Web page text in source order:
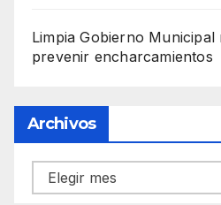
Limpia Gobierno
prevenir encharcamientos
Archivos
Archivos